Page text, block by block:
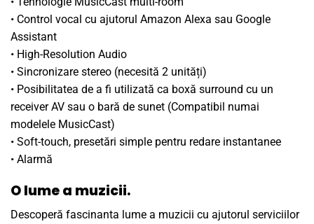
• Control vocal cu ajutorul Amazon Alexa sau Google
Assistant
• High-Resolution Audio
• Sincronizare stereo (necesită 2 unități)
• Posibilitatea de a fi utilizată ca boxă surround cu un
receiver AV sau o bară de sunet (Compatibil numai
modelele MusicCast)
• Soft-touch, presetări simple pentru redare instantanee
• Alarmă
O lume a muzicii.
Descoperă fascinanta lume a muzicii cu ajutorul serviciilor